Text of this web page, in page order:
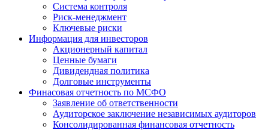
Система контроля
Риск-менеджмент
Ключевые риски
Информация для инвесторов
Акционерный капитал
Ценные бумаги
Дивидендная политика
Долговые инструменты
Финасовая отчетность по МСФО
Заявление об ответственности
Аудиторское заключение независимых аудиторов
Консолидированная финансовая отчетность